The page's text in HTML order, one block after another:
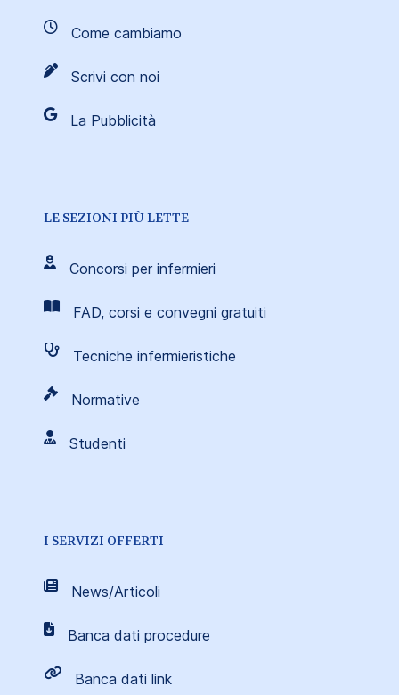
Come cambiamo
Scrivi con noi
La Pubblicità
LE SEZIONI PIÙ LETTE
Concorsi per infermieri
FAD, corsi e convegni gratuiti
Tecniche infermieristiche
Normative
Studenti
I SERVIZI OFFERTI
News/Articoli
Banca dati procedure
Banca dati link